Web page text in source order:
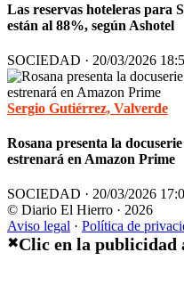
Las reservas hoteleras para
están al 88%, según Ashotel
SOCIEDAD · 20/03/2026
Sergio Gutiérrez, Valverde
Rosana presenta la
estrenará en Amazon Prime
SOCIEDAD · 20/03/2026
© Diario El Hierro · 2026
Aviso legal · Política de
✖Clic en la publicidad